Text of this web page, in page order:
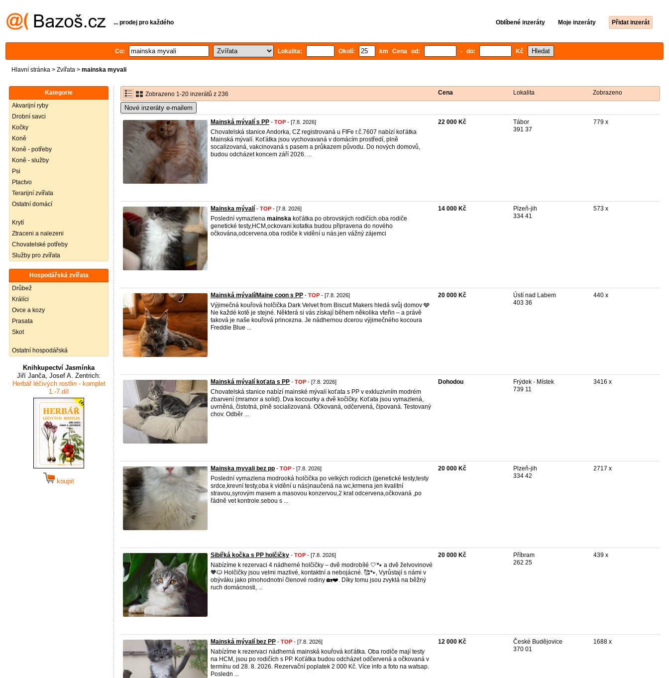
... prodej pro každého Oblíbené inzeráty Moje inzeráty Přidat inzerát
Co: Lokalita: Okolí: km Cena od: - do: Kč
Hlavní stránka > Zvířata > mainska myvali
Kategorie
Akvarijní ryby
Drobní savci
Kočky
Koně
Koně - potřeby
Koně - služby
Psi
Ptactvo
Terarijní zvířata
Ostatní domácí
Krytí
Ztraceni a nalezeni
Chovatelské potřeby
Služby pro zvířata
Hospodářská zvířata
Drůbež
Králíci
Ovce a kozy
Prasata
Skot
Ostatní hospodářská
Knihkupectví Jasmínka
Jiří Janča, Josef A. Zentrich:
Herbář léčivých rostlin - komplet
1.-7.díl
koupit
Zobrazeno 1-20 inzerátů z 236 Cena Lokalita Zobrazeno
Nové inzeráty e-mailem
Mainská mývalí s PP - TOP - [7.8. 2026]
Chovatelská stanice Andorka, CZ registrovaná u FIFe r.č.7607 nabízí koťátka
Mainská mývalí. Koťátka jsou vychovavaná v domácím prostředí, plně
socalizovaná, vakcinovaná s pasem a průkazem původu. Do nových domovů,
budou odcházet koncem září 2026. ...
22 000 Kč
Tábor
391 37
779 x
Mainska mývalí - TOP - [7.8. 2026]
Poslední vymazlena mainska koťátka po obrovských rodičích.oba rodiče
genetické testy,HCM,ockovani.kotatka budou připravena do nového
očkována,odcervena.oba rodiče k vidění u nás.jen vážný zájemci
14 000 Kč
Plzeň-jih
334 41
573 x
Mainská mývalí/Maine coon s PP - TOP - [7.8. 2026]
Výjimečná kouřová holčička Dark Velvet from Biscuit Makers hledá svůj domov 🩶
Ne každé kotě je stejné. Některá si vás získají během několika vteřin – a právě
taková je naše kouřová princezna. Je nádhernou dcerou výjimečného kocoura
Freddie Blue ...
20 000 Kč
Ústí nad Labem
403 36
440 x
Mainská mývalí koťata s PP - TOP - [7.8. 2026]
Chovatelská stanice nabízí mainské mývalí koťata s PP v exkluzivním modrém
zbarvení (mramor a solid). Dva kocourky a dvě kočičky. Koťata jsou vymazlená,
uvrněná, čistotná, plně socializovaná. Očkovaná, odčervená, čipovaná. Testovaný
chov. Odběr ...
Dohodou
Frýdek - Místek
739 11
3416 x
Mainska myvali bez pp - TOP - [7.8. 2026]
Poslední vymazlena modrooká holčička po velkých rodicich (genetické testy,testy
srdce,krevní testy,oba k vidění u nás)naučená na wc,krmena jen kvalitní
stravou,syrovým masem a masovou konzervou,2 krat odcervena,očkovaná ,po
řádně vet kontrole.sebou s ...
20 000 Kč
Plzeň-jih
334 42
2717 x
Sibiřká kočka s PP holčičky - TOP - [7.8. 2026]
Nabízíme k rezervaci 4 nádherné holčičky – dvě modrobílé 🤍🐾 a dvě želvovinové
🧡🐱 Holčičky jsou velmi mazlivé, kontaktní a nebojácné. 🥰🐾, Vyrůstají s námi v
obýváku jako plnohodnotní členové rodiny 🏡❤️. Díky tomu jsou zvyklá na běžný
ruch domácnosti, ...
20 000 Kč
Příbram
262 25
439 x
Mainská mývalí bez PP - TOP - [7.8. 2026]
Nabízíme k rezervaci nádherná mainská kouřová koťátka. Oba rodiče mají testy
na HCM, jsou po rodičích s PP. Koťátka budou odcházet odčervená a očkovaná v
termínu od 28. 8. 2026. Rezervační poplatek 2 000 Kč. Více info a foto na watsap.
Posledn ...
12 000 Kč
České Budějovice
370 01
1688 x